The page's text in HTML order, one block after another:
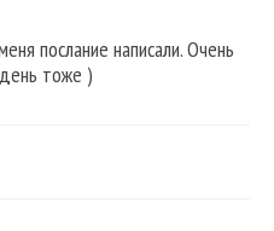
послание написали. Очень
тоже )